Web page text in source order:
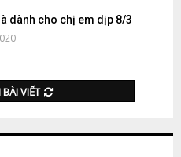
dành cho chị em dịp 8/3
VIẾT